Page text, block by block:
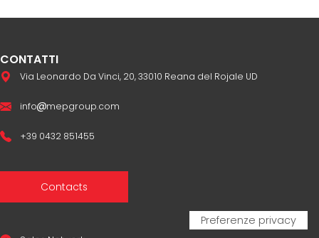
CONTATTI
Via Leonardo Da Vinci, 20, 33010 Reana del Rojale UD
info mepgroup.com
+39 0432 851455
Contacts